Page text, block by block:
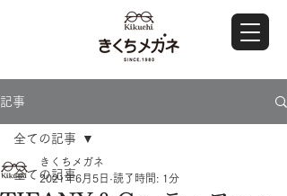
記事
全ての記事
全ての記事
きくちメガネ
2021年6月5日 読了時間: 1分